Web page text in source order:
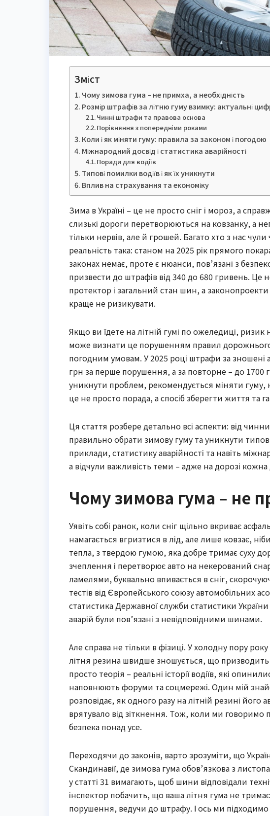
Зміст
Чому зимова гума – не примха, а необхідність
Розмір штрафів за літню гуму взимку: актуальні
Чинні штрафи та правова основа
Порівняння з попередніми роками
Коли і як міняти гуму: правила за законом і погодою
Міжнародний досвід і статистика аварійності
Поради для водіїв
Типові помилки водіїв і як їх уникнути
Вплив на страхування та економіку
Зима в Україні – це не просто сніг і мороз, а
слизькі дороги перетворюються на ковзанку, а
тільки нервів, але й грошей. Багато хто з нас
реальність така: станом на 2025 рік прямого
законах немає, проте є нюанси, пов’язані з
призвести до штрафів від 340 до 680 гривень. Це
протектор і загальний стан шин, а
краще не ризикувати.
Якщо ви їдете на літній гумі по ожеледиці, ризик
може визнати це порушенням правил
погодним умовам. У 2025 році штрафи за зношені
грн за перше порушення, а за повторне – до
уникнути проблем, рекомендується міняти гуму,
це не просто порада, а спосіб зберегти життя та
Ця стаття розбере детально всі аспекти: від
правильно обрати зимову гуму та уникнути
приклади, статистику аварійності та навіть
а відчули важливість теми – адже на дорозі
Чому зимова гума – не
Уявіть собі ранок, коли сніг щільно вкриває
намагається вгризтися в лід, але лише ковзає,
тепла, з твердою гумою, яка добре тримає суху
зчеплення і перетворює авто на некерований
ламелями, буквально впивається в сніг,
тестів від Європейського союзу автомобільних
статистика Державної служби статистики
аварій були пов’язані з невідповідними шинами.
Але справа не тільки в фізиці. У холодну пору
літня резина швидше зношується, що призводить
просто теорія – реальні історії водіїв, які
наповнюють форуми та соцмережі. Один мій
розповідає, як одного разу на літній резині
врятувало від зіткнення. Тож, коли ми говоримо
безпека понад усе.
Переходячи до законів, варто зрозуміти, що
Скандинавії, де зимова гума обов’язкова з
у статті 31 вимагають, щоб шини відповідали
інспектор побачить, що ваша літня гума не
порушення, ведучи до штрафу. І ось ми підходимо